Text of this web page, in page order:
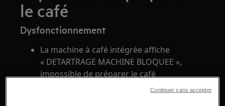
le café
Dysfonctionnement
La machine à café intégrée affiche
« DETARTRAGE MACHINE BLOQUEE »,
impossible de préparer le café
La machine à café intégrée affiche «Continuer sans accepter